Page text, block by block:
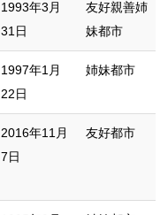
1993年3月
31日
友好親善姉
妹都市
1997年1月
22日
姉妹都市
2016年11月
7日
友好都市